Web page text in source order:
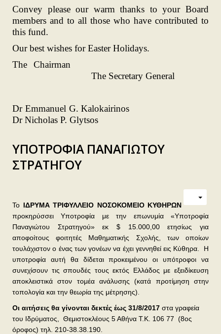
Convey please our warm thanks to your Board
members and to all those who have contributed to
this fund.
Our best wishes for Easter Holidays.
The Chairman
The Secretary General
Dr Emmanuel G. Kalokairinos
Dr Nicholas P. Glytsos
ΥΠΟΤΡΟΦΙΑ ΠΑΝΑΓΙΩΤΟΥ
ΣΤΡΑΤΗΓΟΥ
Το ΙΔΡΥΜΑ ΤΡΙΦΥΛΛΕΙΟ ΝΟΣΟΚΟΜΕΙΟ ΚΥΘΗΡΩΝ
προκηρύσσει Υποτροφία με την επωνυμία «Υποτροφία
Παναγιώτου Στρατηγού» εκ $ 15.000,00 ετησίως για
αποφοίτους φοιτητές Μαθηματικής Σχολής, των οποίων
τουλάχιστον ο ένας των γονέων να έχει γεννηθεί εις Κύθηρα.
Η
υποτροφία αυτή θα δίδεται προκειμένου οι υπότροφοι να
συνεχίσουν τις σπουδές τους εκτός Ελλάδος με εξειδίκευση
αποκλειστικά στον τομέα ανάλυσης (κατά προτίμηση στην
τοπολογία και την θεωρία της μέτρησης).
Οι αιτήσεις θα γίνονται δεκτές έως 31/8/2017 στα γραφεία
του Ιδρύματος,
Θεμιστοκλέους 5 Αθήνα Τ.Κ. 106 77 (8ος
όροφος) τηλ. 210-38.38.190.